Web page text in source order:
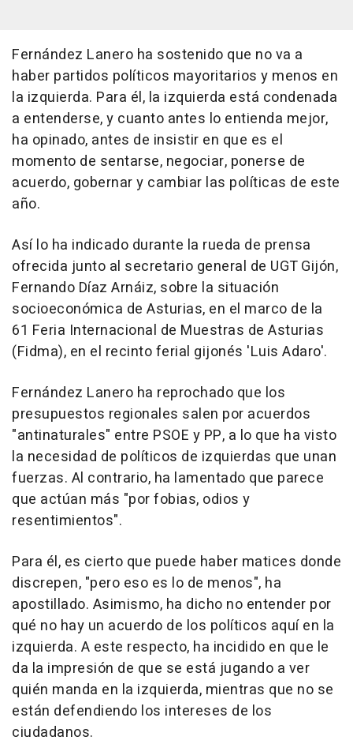
Fernández Lanero ha sostenido que no va a
haber partidos políticos mayoritarios y menos en
la izquierda. Para él, la izquierda está condenada
a entenderse, y cuanto antes lo entienda mejor,
ha opinado, antes de insistir en que es el
momento de sentarse, negociar, ponerse de
acuerdo, gobernar y cambiar las políticas de este
año.
Así lo ha indicado durante la rueda de prensa
ofrecida junto al secretario general de UGT Gijón,
Fernando Díaz Arnáiz, sobre la situación
socioeconómica de Asturias, en el marco de la
61 Feria Internacional de Muestras de Asturias
(Fidma), en el recinto ferial gijonés 'Luis Adaro'.
Fernández Lanero ha reprochado que los
presupuestos regionales salen por acuerdos
"antinaturales" entre PSOE y PP, a lo que ha visto
la necesidad de políticos de izquierdas que unan
fuerzas. Al contrario, ha lamentado que parece
que actúan más "por fobias, odios y
resentimientos".
Para él, es cierto que puede haber matices donde
discrepen, "pero eso es lo de menos", ha
apostillado. Asimismo, ha dicho no entender por
qué no hay un acuerdo de los políticos aquí en la
izquierda. A este respecto, ha incidido en que le
da la impresión de que se está jugando a ver
quién manda en la izquierda, mientras que no se
están defendiendo los intereses de los
ciudadanos.